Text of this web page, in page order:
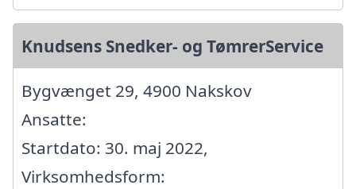
Knudsens Snedker- og TømrerService
Bygvænget 29, 4900 Nakskov
Ansatte:
Startdato: 30. maj 2022,
Virksomhedsform: